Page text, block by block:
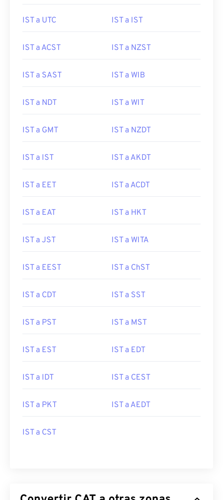
IST a UTC IST a IST
IST a ACST IST a NZST
IST a SAST IST a WIB
IST a NDT IST a WIT
IST a GMT IST a NZDT
IST a IST IST a AKDT
IST a EET IST a ACDT
IST a EAT IST a HKT
IST a JST IST a WITA
IST a EEST IST a ChST
IST a CDT IST a SST
IST a PST IST a MST
IST a EST IST a EDT
IST a IDT IST a CEST
IST a PKT IST a AEDT
IST a CST